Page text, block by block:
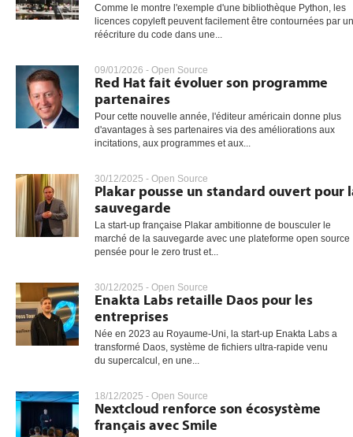
Comme le montre l'exemple d'une bibliothèque Python, les
licences copyleft peuvent facilement être contournées par
réécriture du code dans une...
09/01/2026 - Open Source
Red Hat fait évoluer son programme
partenaires
Pour cette nouvelle année, l'éditeur américain donne plus
d'avantages à ses partenaires via des améliorations aux
incitations, aux programmes et aux...
30/12/2025 - Open Source
Plakar pousse un standard ouvert pour
sauvegarde
La start-up française Plakar ambitionne de bousculer le
marché de la sauvegarde avec une plateforme open source
pensée pour le zero trust et...
30/12/2025 - Open Source
Enakta Labs retaille Daos pour les
entreprises
Née en 2023 au Royaume‑Uni, la start‑up Enakta Labs a
transformé Daos, système de fichiers ultra‑rapide venu
du supercalcul, en une...
18/12/2025 - Open Source
Nextcloud renforce son écosystème
français avec Smile